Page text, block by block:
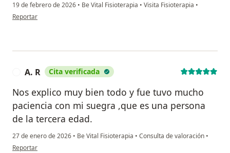
19 de febrero de 2026 • Be Vital Fisioterapia • Visita Fisioterapia •
en opinión del usuario Laura
Reportar
A. R Cita verificada
Nos explico muy bien todo y fue tuvo mucho
paciencia con mi suegra ,que es una persona
de la tercera edad.
27 de enero de 2026 • Be Vital Fisioterapia • Consulta de valoración •
en opinión del usuario A. R
Reportar